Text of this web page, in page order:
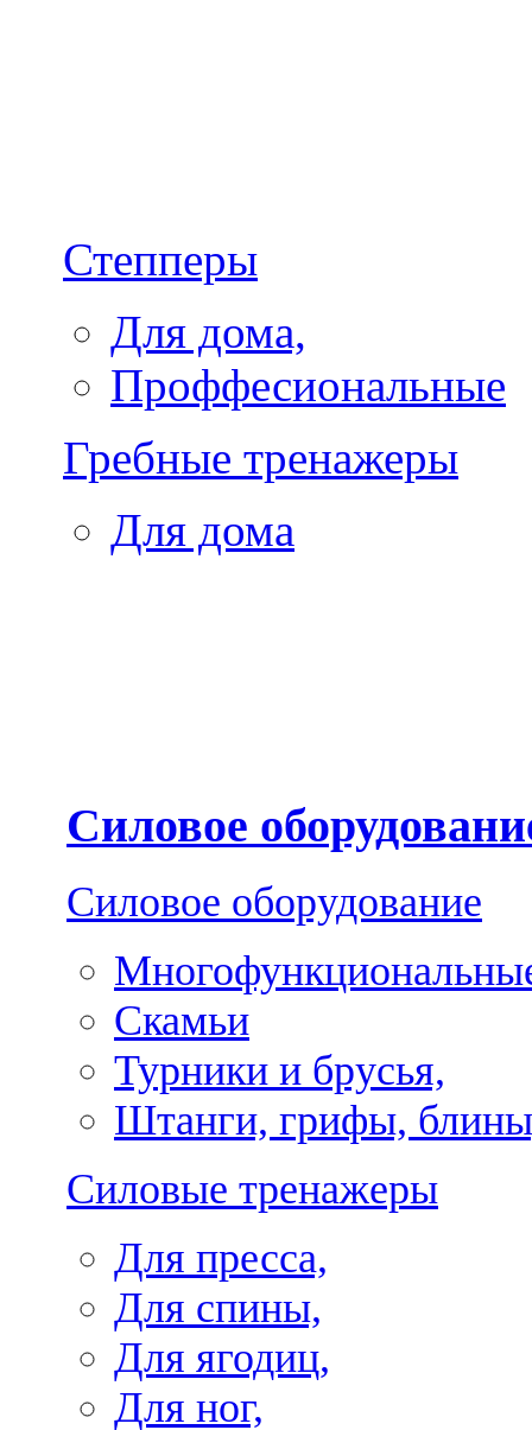
Степперы
Для дома,
Проффесиональные
Гребные тренажеры
Для дома
Силовое
Силовое оборудование
Скамьи
Турники и брусья,
Штанги, грифы,
Силовые тренажеры
Для пресса,
Для спины,
Для ягодиц,
Для ног,